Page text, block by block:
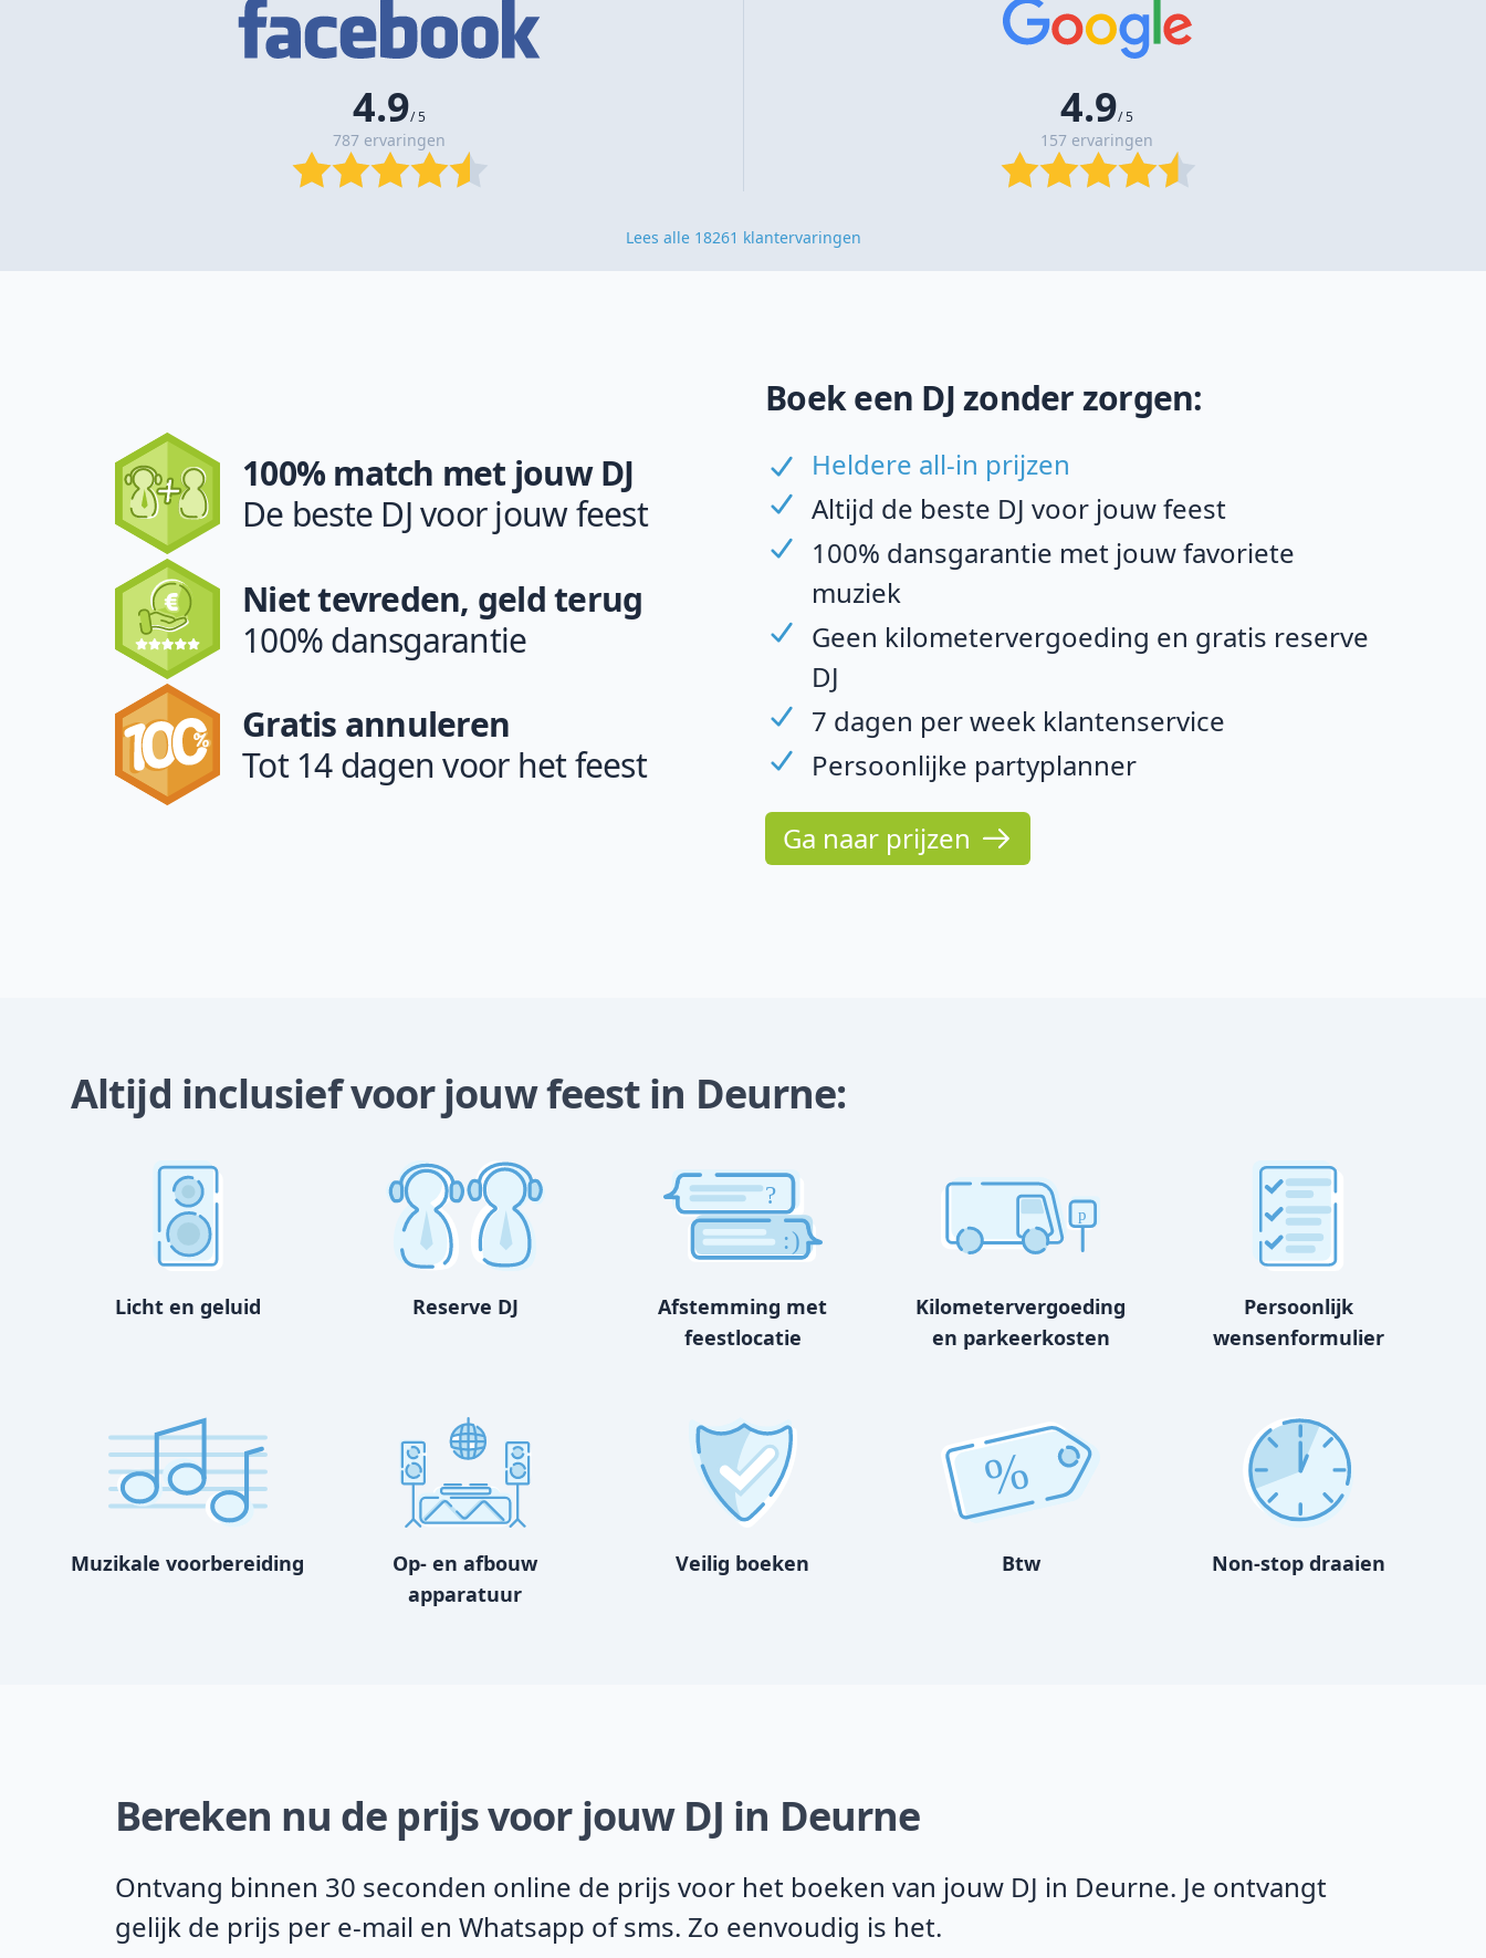
4.9/ 5
787 ervaringen
4.9/ 5
157 ervaringen
Lees alle 18261 klantervaringen
100% match met jouw DJ
De beste DJ voor jouw feest
Niet tevreden, geld terug
100% dansgarantie
Gratis annuleren
Tot 14 dagen voor het feest
Boek een DJ zonder zorgen:
Heldere all-in prijzen
Altijd de beste DJ voor jouw feest
100% dansgarantie met jouw favoriete
muziek
Geen kilometervergoeding en gratis reserve
DJ
7 dagen per week klantenservice
Persoonlijke partyplanner
Ga naar prijzen
Altijd inclusief voor jouw feest in Deurne:
Licht en geluid Reserve DJ
?
:)
Afstemming met
feestlocatie
p
Kilometervergoeding
en parkeerkosten
Persoonlijk
wensenformulier
Muzikale voorbereiding
Op- en afbouw
apparatuur
Veilig boeken
%
Btw Non-stop draaien
Bereken nu de prijs voor jouw DJ in Deurne
Ontvang binnen 30 seconden online de prijs voor het boeken van jouw DJ in Deurne. Je ontvangt
gelijk de prijs per e-mail en Whatsapp of sms. Zo eenvoudig is het.